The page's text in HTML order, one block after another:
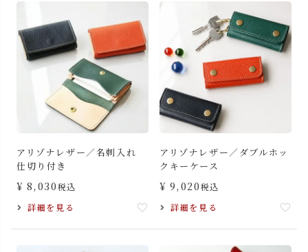
アリゾナレザー／名刺入れ
仕切り付き
¥ 8,030税込
詳細を見る
アリゾナレザー／ダブルホッ
クキーケース
¥ 9,020税込
詳細を見る